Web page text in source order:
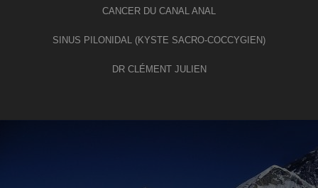
CANCER DU CANAL ANAL
SINUS PILONIDAL (KYSTE SACRO-COCCYGIEN)
DR CLÉMENT JULIEN